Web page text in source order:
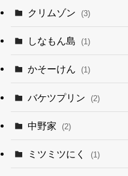
クリムゾン (3)
しなもん島 (1)
かそーけん (1)
バケツプリン (2)
中野家 (2)
ミツミツにく (1)